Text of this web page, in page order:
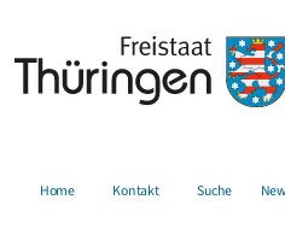
Home Kontakt Suche